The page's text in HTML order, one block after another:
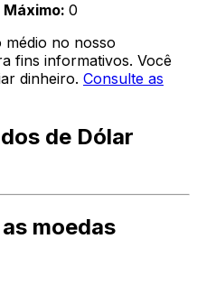
Máximo: 0
médio no nosso
fins informativos. Você
dinheiro. Consulte as
de Dólar
moedas